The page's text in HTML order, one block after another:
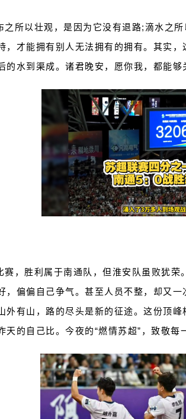
之所以壮观，是因为它没有退路;滴水之
，才能拥有别人无法拥有的拥有。其实
的水到渠成。诸君晚安，愿你我，都能
赛，胜利属于南通队，但淮安队虽败犹荣
，偏偏自己争气。甚至人员不整，却又一
外有山，路的尽头是新的征途。这份顶
天的自己比。今夜的“燃情苏超”，致敬每